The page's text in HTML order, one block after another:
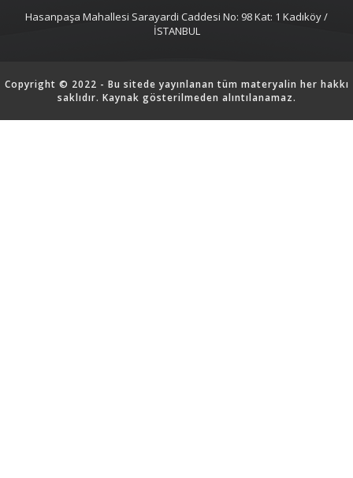
Hasanpaşa Mahallesi Sarayardi Caddesi No: 98 Kat: 1 Kadıköy /
İSTANBUL
Copyright © 2022 - Bu sitede yayınlanan tüm materyalin her hakkı
saklıdır. Kaynak gösterilmeden alıntılanamaz.